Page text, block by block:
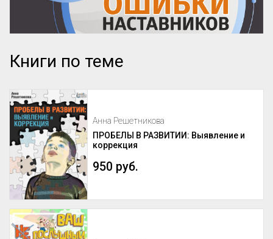
Книги по теме
Анна Решетникова
ПРОБЕЛЫ В РАЗВИТИИ: Выявление и
коррекция
950 руб.